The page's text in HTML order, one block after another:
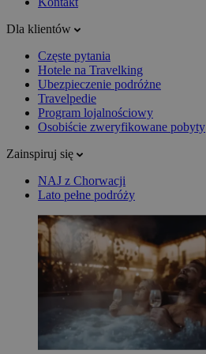
Dla klientów
Częste pytania
Hotele na Travelking
Ubezpieczenie podróżne
Travelpedie
Program lojalnościowy
Osobiście zweryfikowane pobyty
Zainspiruj się
NAJ z Chorwacji
Lato pełne podróży